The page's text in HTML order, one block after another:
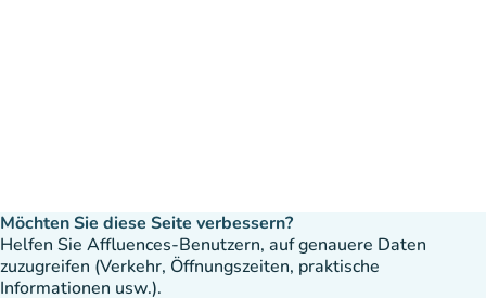
Möchten Sie diese Seite verbessern?
Helfen Sie Affluences-Benutzern, auf genauere Daten
zuzugreifen (Verkehr, Öffnungszeiten, praktische
Informationen usw.).